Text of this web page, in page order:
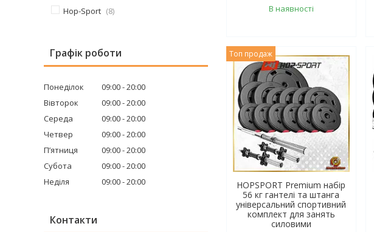
В наявності
Топ продаж
HOPSPORT Premium набір
56 кг гантелі та штанга
універсальний спортивний
комплект для занять
силовими
Hop-Sport 8
Графік роботи
Понеділок 09:00 20:00
Вівторок
09:00 20:00
Середа
09:00 20:00
Четвер
09:00 20:00
Пʼятниця
09:00 20:00
Субота
09:00 20:00
Неділя
09:00 20:00
Контакти